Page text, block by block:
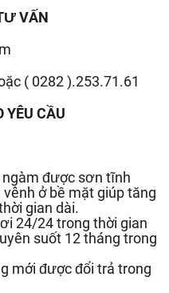
VẤN
( 0282 ).253.71.61
YÊU CẦU
ngàm được sơn tĩnh
ở bề mặt giúp tăng
gian dài.
24/24 trong thời gian
suốt 12 tháng trong
mới được đổi trả trong